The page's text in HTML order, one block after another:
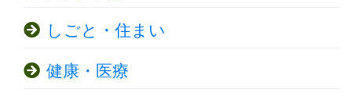
しごと・住まい
健康・医療